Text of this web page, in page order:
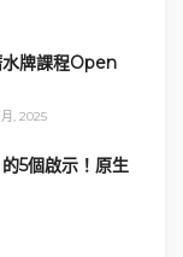
到電郵
界
水牌課程Open
, 2025
5個啟示！原生